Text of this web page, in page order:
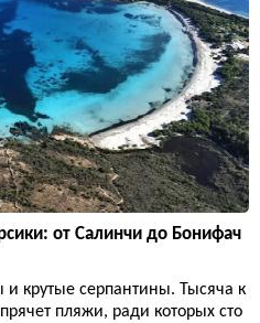
от Салинчи до Бонифач
и крутые серпантины. Тысяча к
пляжи, ради которых сто